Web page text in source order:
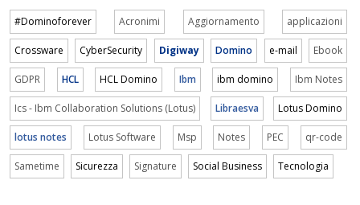
#Dominoforever Acronimi Aggiornamento applicazioni
Crossware CyberSecurity Digiway Domino e-mail Ebook
GDPR HCL HCL Domino Ibm ibm domino Ibm Notes
Ics - Ibm Collaboration Solutions (Lotus) Libraesva Lotus Domino
lotus notes Lotus Software Msp Notes PEC qr-code
Sametime Sicurezza Signature Social Business Tecnologia